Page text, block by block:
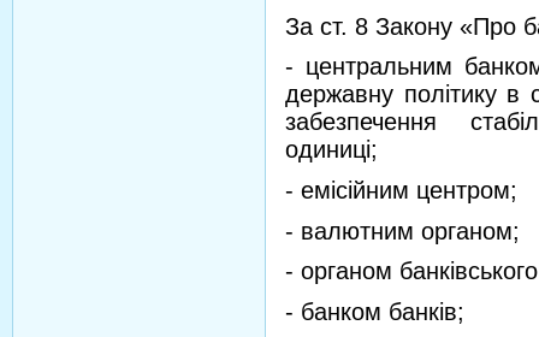
За ст. 8 Закону «Про
- центральним
державну політику в
забезпечення
одиниці;
- емісійним центром;
- валютним органом;
- органом
- банком банків;